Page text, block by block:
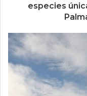
especies